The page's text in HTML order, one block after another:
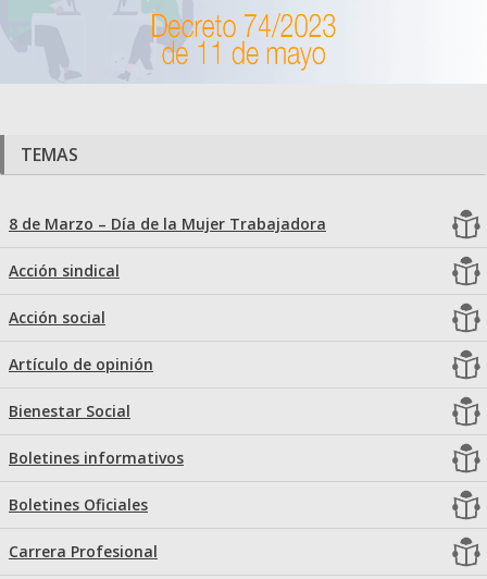
TEMAS
8 de Marzo – Día de la Mujer Trabajadora
Acción sindical
Acción social
Artículo de opinión
Bienestar Social
Boletines informativos
Boletines Oficiales
Carrera Profesional